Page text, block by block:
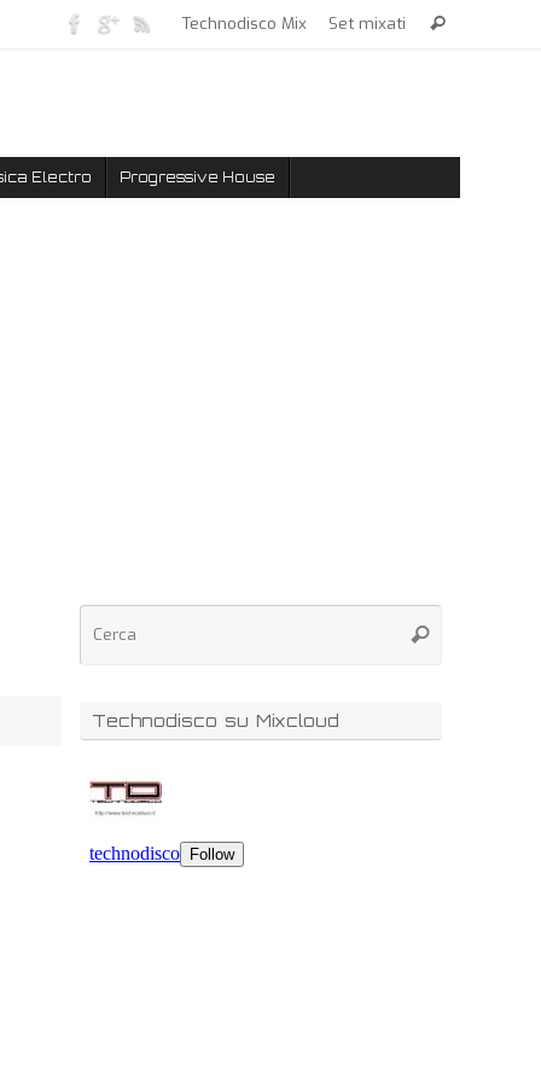
Technodisco Mix Set mixati
Electro Progressive House
Technodisco su Mixcloud